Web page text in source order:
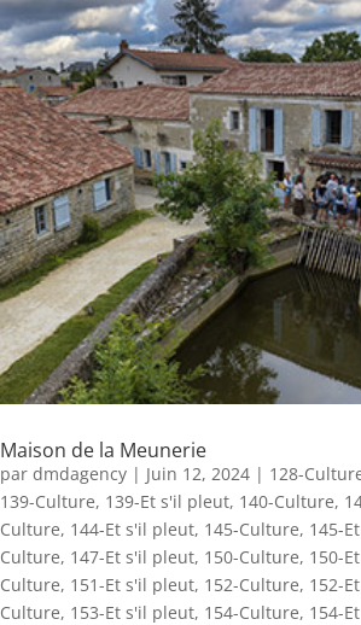
Maison de la Meunerie
par dmdagency | Juin 12, 2024 | 128-
139-Culture, 139-Et s'il pleut, 140-Culture,
Culture, 144-Et s'il pleut, 145-Culture, 145-
Culture, 147-Et s'il pleut, 150-Culture, 150-
Culture, 151-Et s'il pleut, 152-Culture, 152-
Culture, 153-Et s'il pleut, 154-Culture, 154-